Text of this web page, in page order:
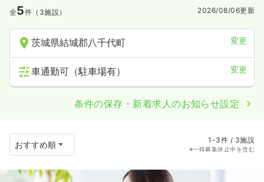
全5件（3施設） 2026/08/06更新
茨城県結城郡八千代町 変更
車通勤可（駐車場有） 変更
条件の保存・新着求人のお知らせ設定
1-3件 / 3施設
※一時募集休止中を含む